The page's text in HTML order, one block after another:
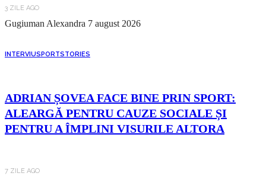
3 ZILE AGO
Gugiuman Alexandra 7 august 2026
INTERVIUSPORTSTORIES
ADRIAN ȘOVEA FACE BINE PRIN SPORT:
ALEARGĂ PENTRU CAUZE SOCIALE ȘI
PENTRU A ÎMPLINI VISURILE ALTORA
7 ZILE AGO